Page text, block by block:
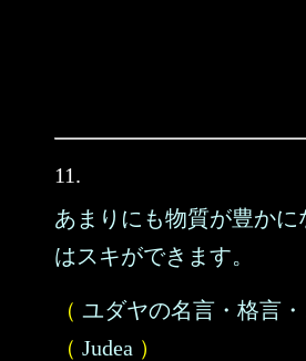
11.
あまりにも物質が豊かに
はスキができます。
（ ユダヤの名言・格言
（ Judea ）